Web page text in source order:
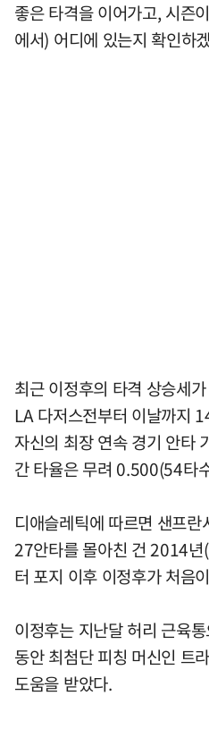
좋은 타격을 이어가고, 시즌
에서) 어디에 있는지 확인하
최근 이정후의 타격 상승세
LA 다저스전부터 이날까지
자신의 최장 연속 경기 안타
간 타율은 무려 0.500(54타
디애슬레틱에 따르면 샌프
27안타를 몰아친 건 2014
터 포지 이후 이정후가 처음
이정후는 지난달 허리 근육
동안 최첨단 피칭 머신인
도움을 받았다.